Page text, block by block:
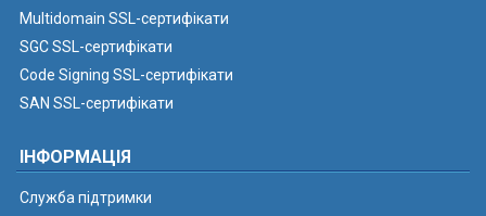
Multidomain SSL-сертифікати
SGC SSL-сертифікати
Code Signing SSL-сертифікати
SAN SSL-сертифікати
ІНФОРМАЦІЯ
Служба підтримки